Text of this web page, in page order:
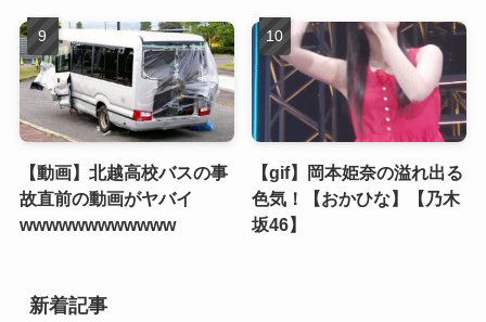
【動画】北越高校バスの事
故直前の動画がヤバイ
wwwwwwwwwwww
【gif】岡本姫奈の溢れ出る
色気！【おかひな】【乃木
坂46】
新着記事